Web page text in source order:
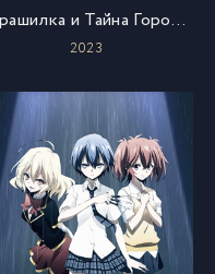
Страшилка и Тайна Города Света
2023